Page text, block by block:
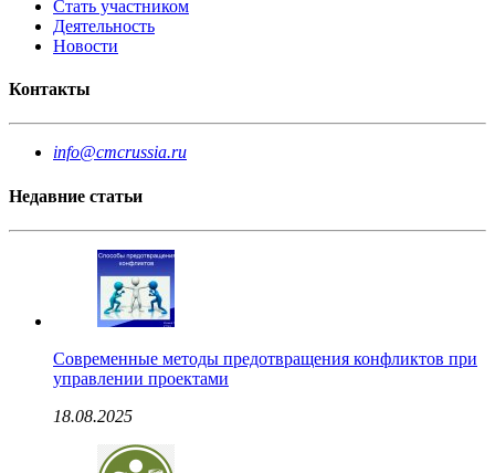
Стать участником
Деятельность
Новости
Контакты
info@cmcrussia.ru
Недавние статьи
Современные методы предотвращения конфликтов при
управлении проектами
18.08.2025